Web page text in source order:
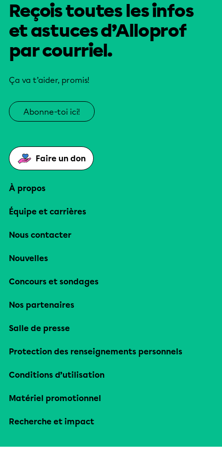
Reçois toutes les infos
et astuces d’Alloprof
par courriel.
Ça va t’aider, promis!
Abonne-toi ici!
Faire un don
À propos
Équipe et carrières
Nous contacter
Nouvelles
Concours et sondages
Nos partenaires
Salle de presse
Protection des renseignements personnels
Conditions d’utilisation
Matériel promotionnel
Recherche et impact